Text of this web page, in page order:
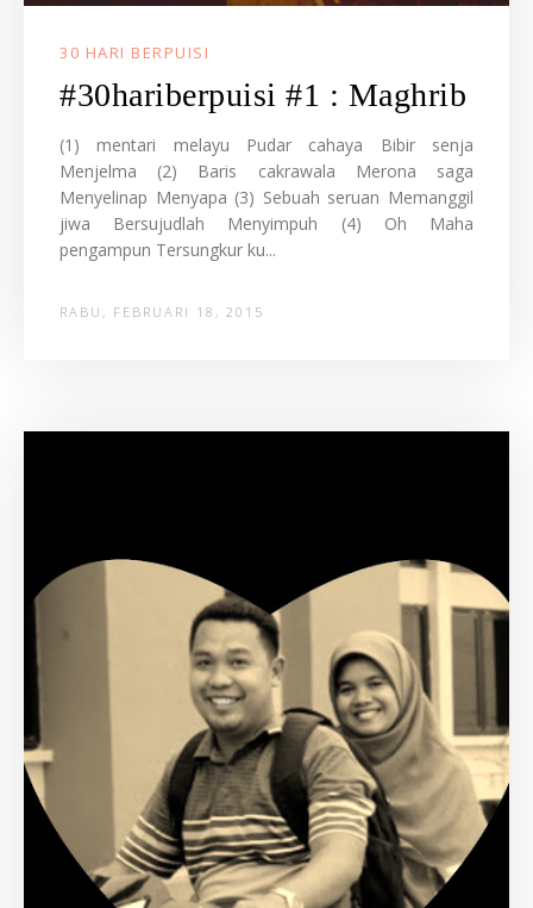
30 HARI BERPUISI
#30hariberpuisi #1 : Maghrib
(1) mentari melayu Pudar cahaya Bibir senja
Menjelma (2) Baris cakrawala Merona saga
Menyelinap Menyapa (3) Sebuah seruan Memanggil
jiwa Bersujudlah Menyimpuh (4) Oh Maha
pengampun Tersungkur ku...
RABU, FEBRUARI 18, 2015